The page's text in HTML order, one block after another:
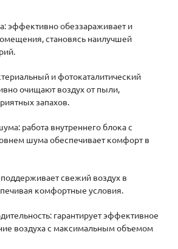
эффективно обеззараживает и
становясь наилучшей
и фотокаталитический
очищают воздух от пыли,
запахов.
работа внутреннего блока с
шума обеспечивает комфорт в
свежий воздух в
комфортные условия.
гарантирует эффективное
воздуха с максимальным объемом